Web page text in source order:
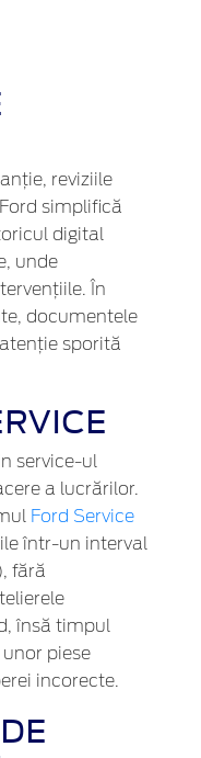
reviziile
simplifică
digital
unde
În
documentele
sporită
service-ul
a lucrărilor.
Ford Service
într-un interval
fără
însă timpul
piese
incorecte.